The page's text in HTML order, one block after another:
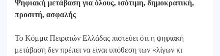
Ψηφιακή μετάβαση για όλους, ισότιμη, δημοκρατική,
προσιτή, ασφαλής
Το Κόμμα Πειρατών Ελλάδας πιστεύει ότι η ψηφιακή
μετάβαση δεν πρέπει να είναι υπόθεση των «λίγων κι